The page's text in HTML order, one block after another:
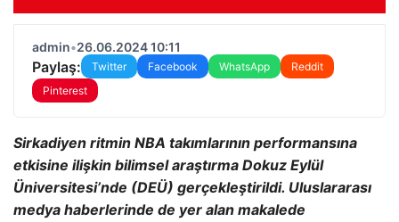
admin•26.06.2024 10:11
Paylaş: Twitter Facebook WhatsApp
Reddit
Pinterest
Sirkadiyen ritmin NBA takımlarının performansına
etkisine ilişkin bilimsel araştırma Dokuz Eylül
Üniversitesi’nde (DEÜ) gerçekleştirildi. Uluslararası
medya haberlerinde de yer alan makalede